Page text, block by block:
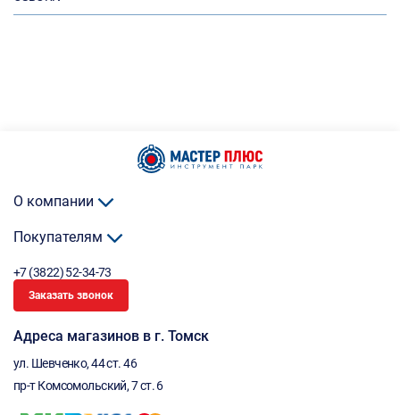
О компании
Покупателям
+7 (3822) 52-34-73
Заказать звонок
Адреса магазинов в г. Томск
ул. Шевченко, 44 ст. 46
пр-т Комсомольский, 7 ст. 6